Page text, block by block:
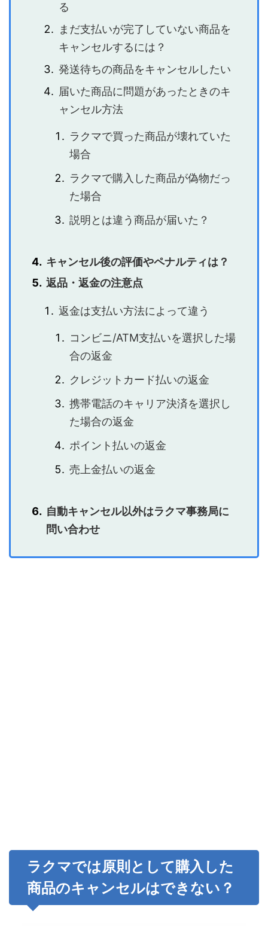
る
まだ支払いが完了していない商品を
キャンセルするには？
発送待ちの商品をキャンセルしたい
届いた商品に問題があったときのキ
ャンセル方法
ラクマで買った商品が壊れていた
場合
ラクマで購入した商品が偽物だっ
た場合
説明とは違う商品が届いた？
キャンセル後の評価やペナルティは？
返品・返金の注意点
返金は支払い方法によって違う
コンビニ/ATM支払いを選択した場
合の返金
クレジットカード払いの返金
携帯電話のキャリア決済を選択し
た場合の返金
ポイント払いの返金
売上金払いの返金
自動キャンセル以外はラクマ事務局に
問い合わせ
ラクマでは原則として購入した
商品のキャンセルはできない？